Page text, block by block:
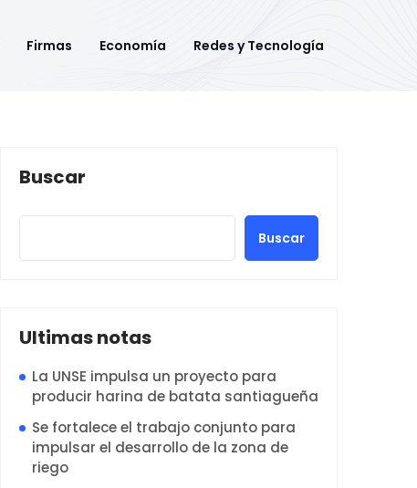
Firmas Economía Redes y Tecnología
Buscar
Buscar
Ultimas notas
La UNSE impulsa un proyecto para
producir harina de batata santiagueña
Se fortalece el trabajo conjunto para
impulsar el desarrollo de la zona de
riego